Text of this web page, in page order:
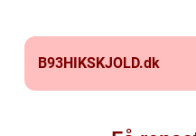
B93HIKSKJOLD.dk